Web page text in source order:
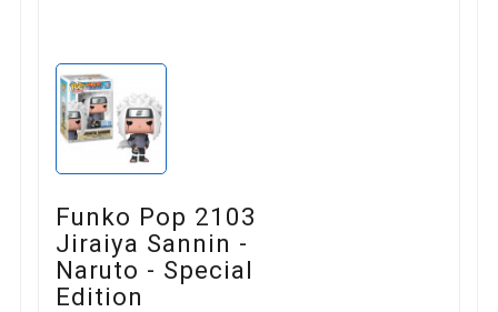
Funko Pop 2103
Jiraiya Sannin -
Naruto - Special
Edition